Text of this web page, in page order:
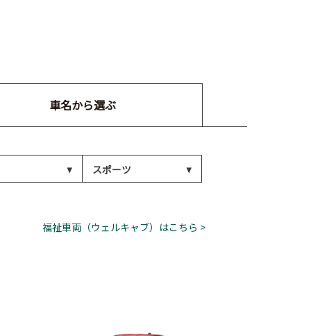
車名から選ぶ
スポーツ
福祉車両（ウェルキャブ）はこちら >